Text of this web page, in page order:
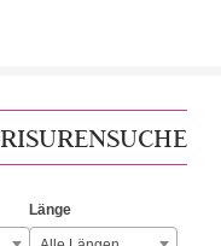
Länge